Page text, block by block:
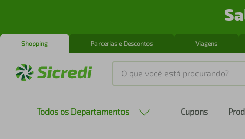
Shopping Parcerias e Descontos Viagens
O que você está procurando?
Todos os Departamentos Cupons